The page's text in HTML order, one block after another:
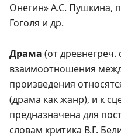
Онегин» А.С. Пушкина,
Гоголя и др.
Драма (от древнегреч.
взаимоотношения
произведения
(драма как жанр), и к
предназначена для
словам критика В.Г.